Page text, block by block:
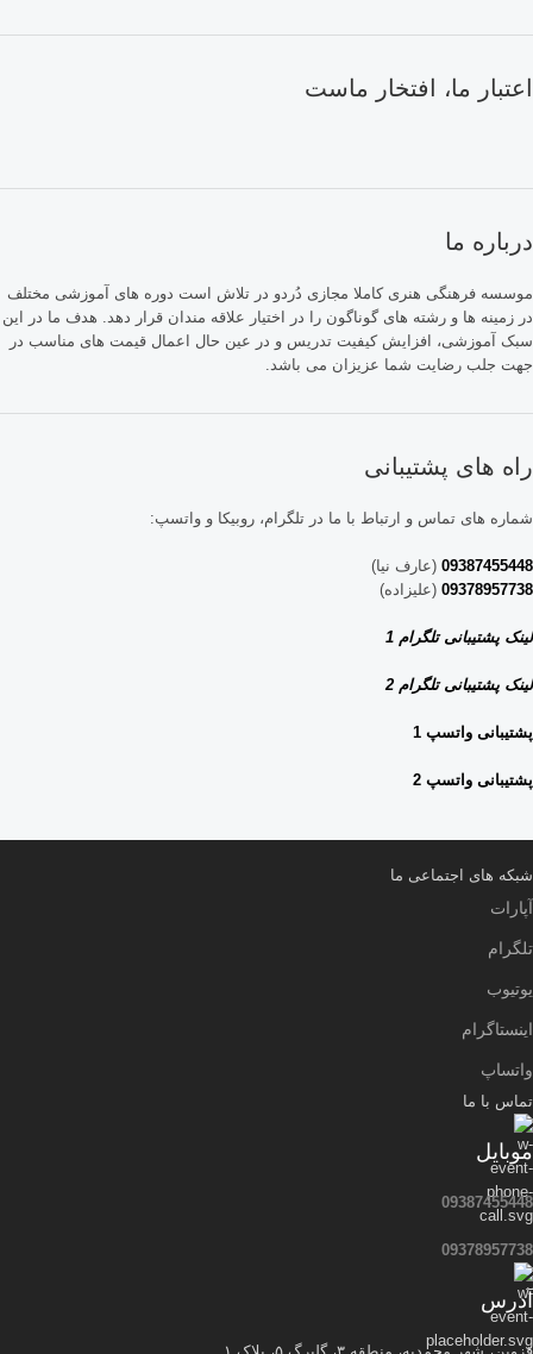
اعتبار ما، افتخار ماست
درباره ما
موسسه فرهنگی هنری کاملا مجازی دُردو در تلاش است دوره های آموزشی مختلف
در زمینه ها و رشته های گوناگون را در اختیار علاقه مندان قرار دهد. هدف ما در این
سبک آموزشی، افزایش کیفیت تدریس و در عین حال اعمال قیمت های مناسب در
جهت جلب رضایت شما عزیزان می باشد.
راه های پشتیبانی
شماره های تماس و ارتباط با ما در تلگرام، روبیکا و واتسپ:
09387455448 (عارف نیا)
09378957738 (علیزاده)
لینک پشتیبانی تلگرام 1
لینک پشتیبانی تلگرام 2
پشتیبانی واتسپ 1
پشتیبانی واتسپ 2
شبکه های اجتماعی ما
آپارات
تلگرام
یوتیوب
اینستاگرام
واتساپ
تماس با ما
موبایل
09387455448
09378957738
آدرس